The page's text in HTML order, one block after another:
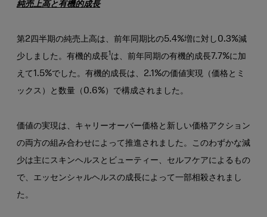
純売上高と有機的成長
第2四半期の純売上高は、前年同期比の5.4%増に対し0.3%減
少しました。有機的成長1 は、前年同期の有機的成長7.7%に加
えて1.5%でした。有機的成長は、2.1%の価値実現（価格とミ
ックス）と数量（0.6%）で構成されました。
価値の実現は、キャリーオーバー価格と新しい価格アクション
の両方の組み合わせによって推進されました。このわずかな減
少は主にスキンヘルスとビューティー、セルフケアによるもの
で、エッセンシャルヘルスの成長によって一部相殺されまし
た。